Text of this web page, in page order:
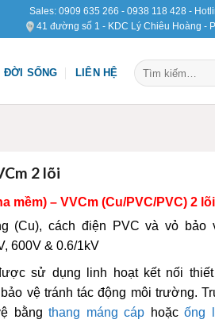
Sales: 0909 635 266 - 0938 118 428 -
41 đường số 1 - KDC Lý Chiêu Hoàng -
ĐỜI SỐNG LIÊN HỆ
Tìm
kiếm:
2 lõi
mềm) – VVCm (Cu/PVC/PVC) 2
(Cu), cách điện PVC và vỏ bảo
600V & 0.6/1kV
sử dụng linh hoạt kết nối
vệ tránh tác động môi trường.
bằngthang máng cáp hoặcống